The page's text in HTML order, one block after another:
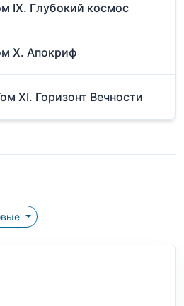
IX. Глубокий космос
X. Апокриф
XI. Горизонт Вечности
новые